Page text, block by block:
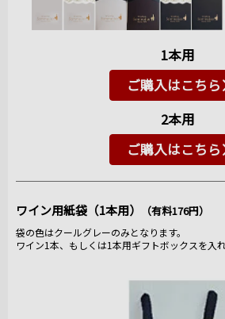
1本用
ご購入はこちら
2本用
ご購入はこちら
ワイン用紙袋（1本用） （有料176円）
袋の色はクールグレーのみとなります。
ワイン1本、もしくは1本用ギフトボックスを入